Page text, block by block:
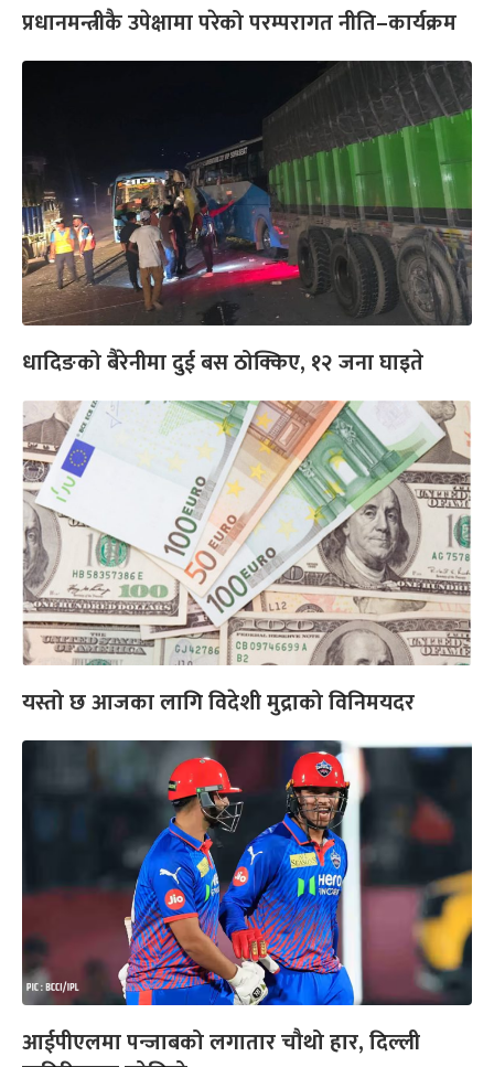
प्रधानमन्त्रीकै उपेक्षामा परेको परम्परागत नीति–कार्यक्रम
धादिङको बैरेनीमा दुई बस ठोक्किए, १२ जना घाइते
यस्तो छ आजका लागि विदेशी मुद्राको विनिमयदर
आईपीएलमा पन्जाबको लगातार चौथो हार, दिल्ली